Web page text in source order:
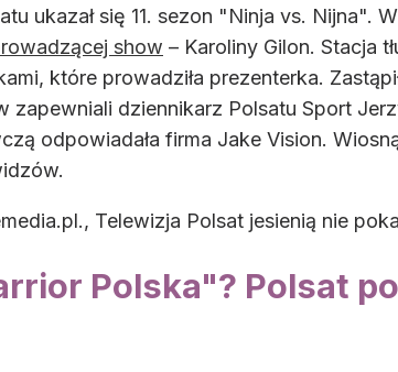
ukazał się 11. sezon "Ninja vs. Nijna".
show – Karoliny Gilon. Stacja
które prowadziła prezenterka.
zapewniali dziennikarz Polsatu Sport
odpowiadała firma Jake Vision.
Telewizja Polsat jesienią nie
Polska"? Polsat